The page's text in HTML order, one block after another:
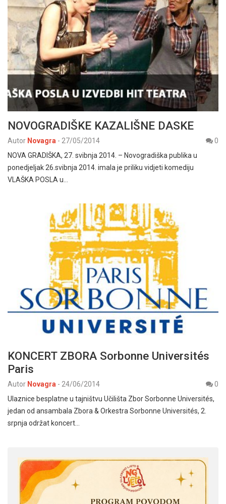
NOVOGRADIŠKE KAZALIŠNE DASKE
Autor Novagra - 27/05/2014
0
NOVA GRADIŠKA, 27. svibnja 2014. – Novogradiška publika u
ponedjeljak 26.svibnja 2014. imala je priliku vidjeti komediju
VLAŠKA POSLA u…
KONCERT ZBORA Sorbonne Universités
Paris
Autor Novagra - 24/06/2014
0
Ulaznice besplatne u tajništvu Učilišta Zbor Sorbonne Universités,
jedan od ansambala Zbora & Orkestra Sorbonne Universités, 2.
srpnja održat koncert…